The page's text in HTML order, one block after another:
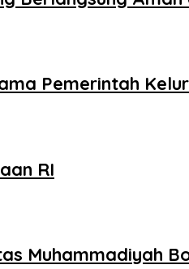
Pemerintah
RI
Muhammadiyah